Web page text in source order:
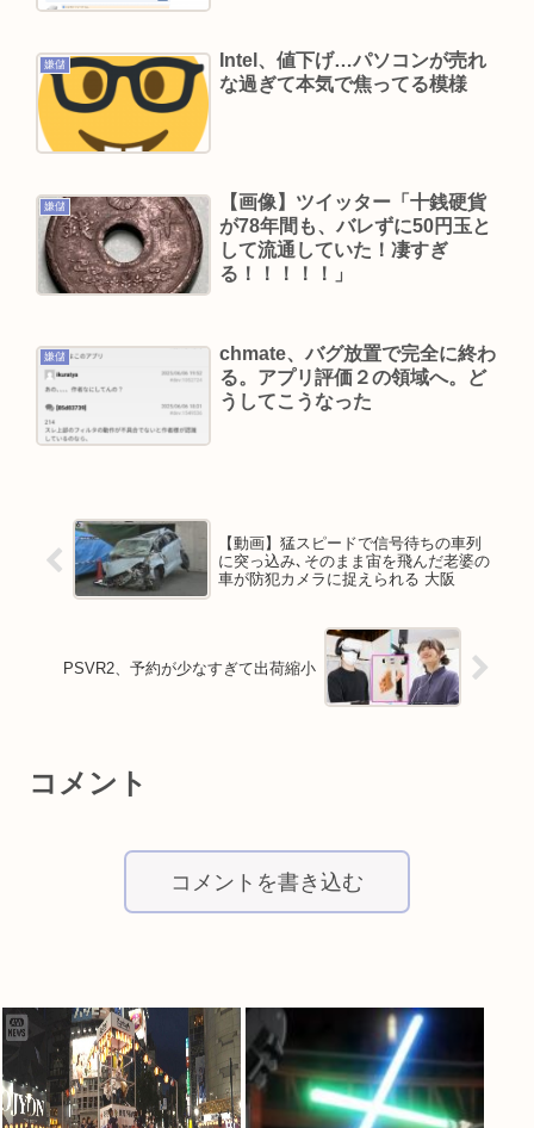
る現実やばない？
【訃報】昭和の大女優・小川真由美（享年86）が
鹿児島で3月に死去していた 実娘が明かす「毒母」
の素顔と空白の晩年
ジャンポケ斎藤、乞食ライバーと化し正式に終わ
る
Powered by livedoor 相互RSS
嫌儲
Intel、値下げ…パソコンが売れ
な過ぎて本気で焦ってる模様
嫌儲
【画像】ツイッター「十銭硬貨
が78年間も、バレずに50円玉と
して流通していた！凄すぎ
る！！！！！」
嫌儲
chmate、バグ放置で完全に終わ
る。アプリ評価２の領域へ。ど
うしてこうなった
【動画】猛スピードで信号待ちの車列
に突っ込み､そのまま宙を飛んだ老婆の
車が防犯カメラに捉えられる 大阪
PSVR2、予約が少なすぎて出荷縮小
コメント
コメントを書き込む